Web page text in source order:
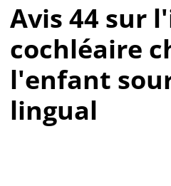
Avis 44 sur
cochléaire
l'enfant
lingual